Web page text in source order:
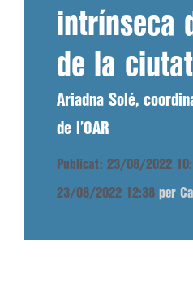
intrínseca
de la
Ariadna Solé,
de l’OAR
Publicat: 23/08/2022
23/08/2022 12:38 per